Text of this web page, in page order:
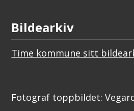
Bildearkiv
Time kommune sitt
Fotograf toppbildet: